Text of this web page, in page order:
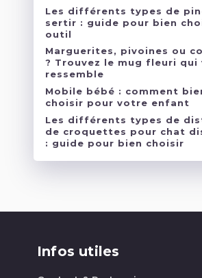
Les différents types de
sertir : guide pour bien
outil
Marguerites, pivoines ou
? Trouvez le mug fleuri qui
ressemble
Mobile bébé : comment
choisir pour votre enfant
Les différents types de
de croquettes pour chat
: guide pour bien choisir
Infos utiles